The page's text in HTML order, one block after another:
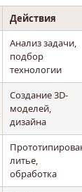
Действия
Анализ задачи,
подбор
технологии
Создание 3D-
моделей,
дизайна
литье,
обработка